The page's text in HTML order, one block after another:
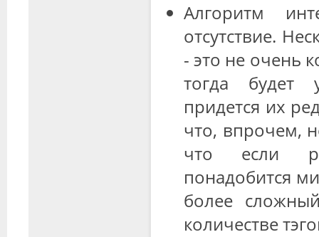
Алгоритм
отсутствие.
- это не очень
тогда будет
придется их
что, впрочем,
что если
понадобится
более
количестве